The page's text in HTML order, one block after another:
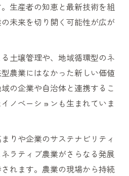
生産者の知恵と最新技術を組
未来を切り開く可能性が広が
土壌管理や、地域循環型のネ
農業にはなかった新しい価値
の企業や自治体と連携するこ
ノベーションも生まれていま
りや企業のサステナビリティ
ラティブ農業がさらなる発展
れます。農業の現場から持続